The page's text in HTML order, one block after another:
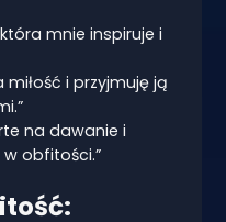
mnie inspiruje i
i przyjmuję ją
na dawanie i
obfitości.”